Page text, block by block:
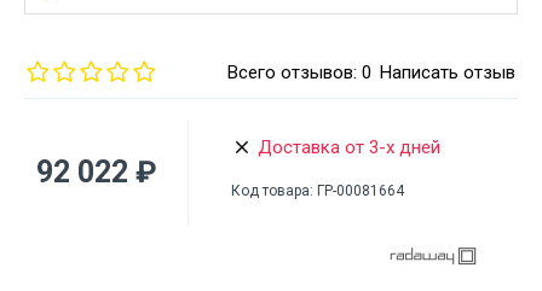
Всего отзывов: 0 Написать отзыв
92 022 ₽
Доставка от 3-х дней
Код товара: ГР-00081664